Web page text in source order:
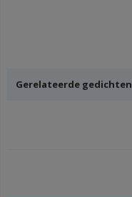
Gerelateerde gedichten